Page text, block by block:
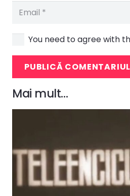
You need to agree with
PUBLICĂ COMENTARIUL
Mai mult…